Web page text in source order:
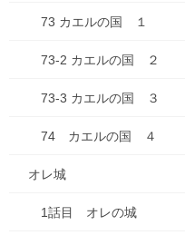
58 おいしいゆめ
59 みかんがドン！
60 だだだだいこんだ
61 おはよう 春だよ
62 おはよう忍者
63 お花見えんそく 野
73 カエルの国 １
73-2 カエルの国 ２
73-3 カエルの国 ３
74 カエルの国 ４
オレ城
1話目 オレの城